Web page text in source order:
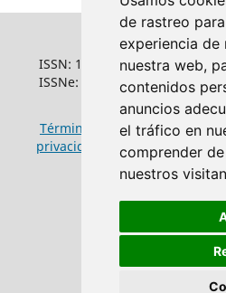
de rastreo
experiencia de
nuestra web,
contenidos
anuncios
el tráfico en
comprender
nuestros
ISSN: 1022-6508
ISSNe: 1681-5653
Términos y condiciones de uso
privacidad
Política de cookies